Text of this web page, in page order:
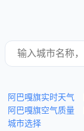
阿巴嘎旗实时天气
阿巴嘎旗空气质量
城市选择